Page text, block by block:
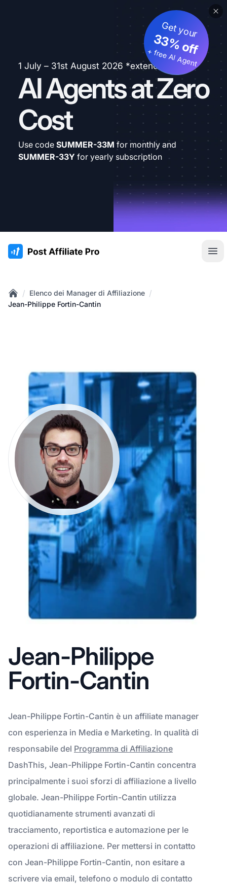
1 July – 31st August 2026 *extended
AI Agents at Zero
Cost
Get your
33% off
+ free AI Agent
Use code SUMMER-33M for monthly and
SUMMER-33Y for yearly subscription
:site.title
Home
/ Elenco dei Manager di Affiliazione /
Jean-Philippe Fortin-Cantin
Jean-Philippe
Fortin-Cantin
Jean-Philippe Fortin-Cantin è un affiliate manager
con esperienza in Media e Marketing. In qualità di
responsabile del Programma di Affiliazione
DashThis, Jean-Philippe Fortin-Cantin concentra
principalmente i suoi sforzi di affiliazione a livello
globale. Jean-Philippe Fortin-Cantin utilizza
quotidianamente strumenti avanzati di
tracciamento, reportistica e automazione per le
operazioni di affiliazione. Per mettersi in contatto
con Jean-Philippe Fortin-Cantin, non esitare a
scrivere via email, telefono o modulo di contatto